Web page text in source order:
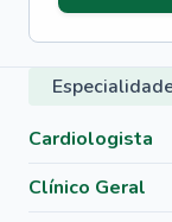
Cardiologista
Clínico Geral